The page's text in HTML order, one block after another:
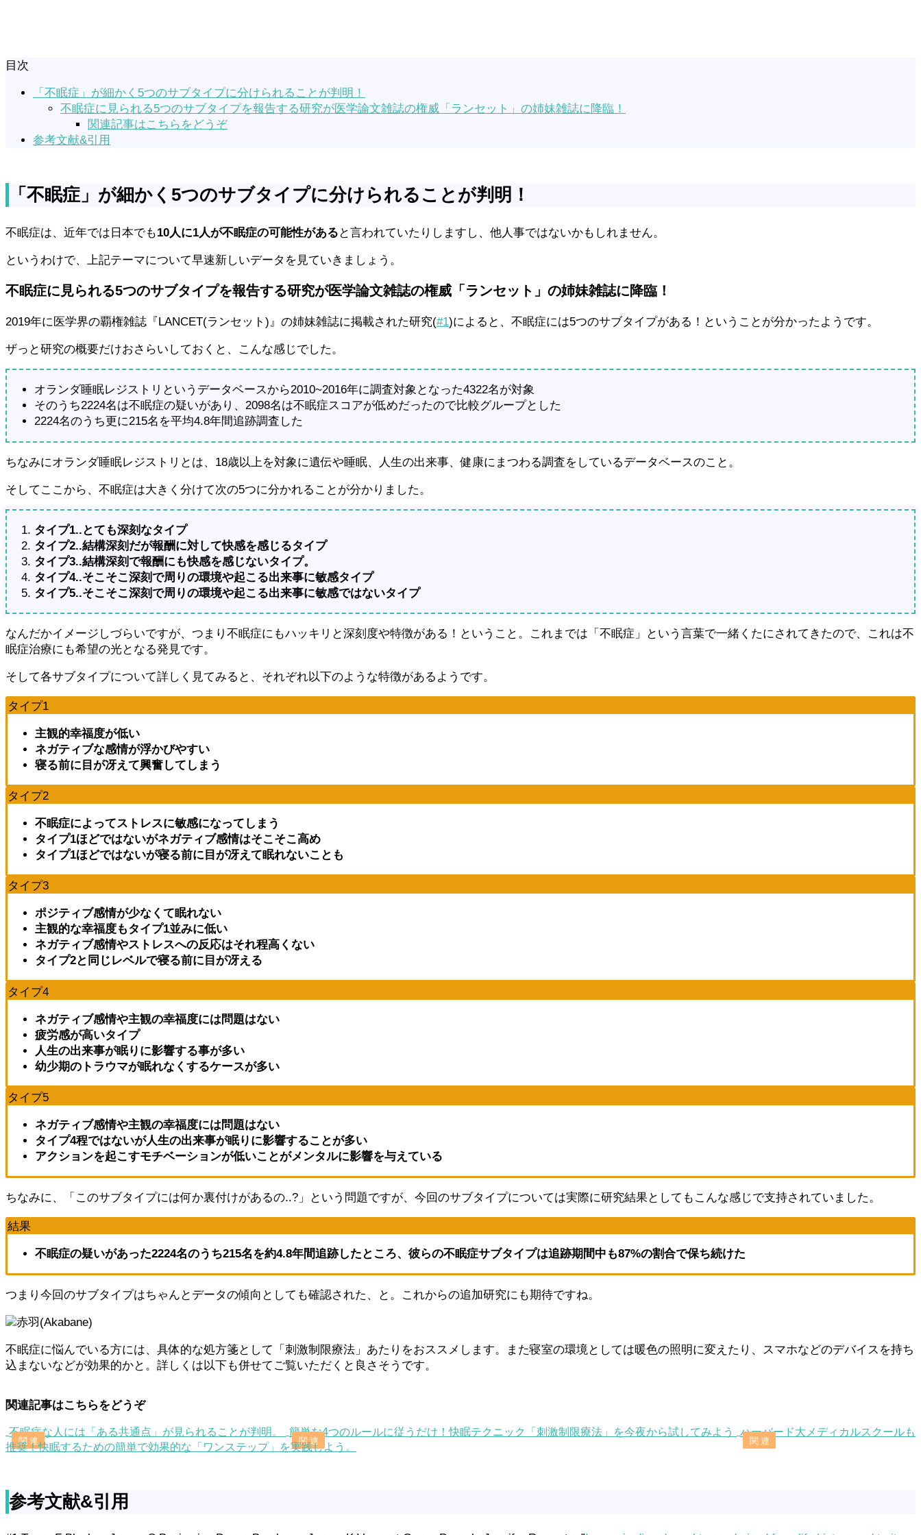
目次
「不眠症」が細かく5つのサブタイプに分けられることが判明！
不眠症に見られる5つのサブタイプを報告する研究が医学論文雑誌の権威「ランセット」の姉妹雑誌に降臨！
関連記事はこちらをどうぞ
参考文献&引用
「不眠症」が細かく5つのサブタイプに分けられることが判明！
不眠症は、近年では日本でも10人に1人が不眠症の可能性がある と言われていたりしますし、他人事ではないかもしれません。
というわけで、上記テーマについて早速新しいデータを見ていきましょう。
不眠症に見られる5つのサブタイプを報告する研究が医学論文雑誌の権威「ランセット」の姉妹雑誌に降臨！
2019年に医学界の覇権雑誌『LANCET(ランセット)』の姉妹雑誌に掲載された研究(#1)によると、不眠症には5つのサブタイプがある！ということが分かったようです。
ザっと研究の概要だけおさらいしておくと、こんな感じでした。
オランダ睡眠レジストリというデータベースから2010~2016年に調査対象となった4322名が対象
そのうち2224名は不眠症の疑いがあり、2098名は不眠症スコアが低めだったので比較グループとした
2224名のうち更に215名を平均4.8年間追跡調査した
ちなみにオランダ睡眠レジストリとは、18歳以上を対象に遺伝や睡眠、人生の出来事、健康にまつわる調査をしているデータベースのこと。
そしてここから、不眠症は大きく分けて次の5つに分かれることが分かりました。
タイプ1..とても深刻なタイプ
タイプ2..結構深刻だが報酬に対して快感を感じるタイプ
タイプ3..結構深刻で報酬にも快感を感じないタイプ。
タイプ4..そこそこ深刻で周りの環境や起こる出来事に敏感タイプ
タイプ5..そこそこ深刻で周りの環境や起こる出来事に敏感ではないタイプ
なんだかイメージしづらいですが、つまり不眠症にもハッキリと深刻度や特徴がある！ということ。これまでは「不眠症」という言葉で一緒くたにされてきたので、これは不
眠症治療にも希望の光となる発見です。
そして各サブタイプについて詳しく見てみると、それぞれ以下のような特徴があるようです。
タイプ1
主観的幸福度が低い
ネガティブな感情が浮かびやすい
寝る前に目が冴えて興奮してしまう
タイプ2
不眠症によってストレスに敏感になってしまう
タイプ1ほどではないがネガティブ感情はそこそこ高め
タイプ1ほどではないが寝る前に目が冴えて眠れないことも
タイプ3
ポジティブ感情が少なくて眠れない
主観的な幸福度もタイプ1並みに低い
ネガティブ感情やストレスへの反応はそれ程高くない
タイプ2と同じレベルで寝る前に目が冴える
タイプ4
ネガティブ感情や主観の幸福度には問題はない
疲労感が高いタイプ
人生の出来事が眠りに影響する事が多い
幼少期のトラウマが眠れなくするケースが多い
タイプ5
ネガティブ感情や主観の幸福度には問題はない
タイプ4程ではないが人生の出来事が眠りに影響することが多い
アクションを起こすモチベーションが低いことがメンタルに影響を与えている
ちなみに、「このサブタイプには何か裏付けがあるの..?」という問題ですが、今回のサブタイプについては実際に研究結果としてもこんな感じで支持されていました。
結果
不眠症の疑いがあった2224名のうち215名を約4.8年間追跡したところ、彼らの不眠症サブタイプは追跡期間中も87%の割合で保ち続けた
つまり今回のサブタイプはちゃんとデータの傾向としても確認された、と。これからの追加研究にも期待ですね。
赤羽(Akabane)
不眠症に悩んでいる方には、具体的な処方箋として「刺激制限療法」あたりをおススメします。また寝室の環境としては暖色の照明に変えたり、スマホなどのデバイスを持ち
込まないなどが効果的かと。詳しくは以下も併せてご覧いただくと良さそうです。
関連記事はこちらをどうぞ
不眠症な人には「ある共通点」が見られることが判明。 簡単な4つのルールに従うだけ！快眠テクニック「刺激制限療法」を今夜から試してみよう
ハーバード大メディカルスクールも
推奨！快眠するための簡単で効果的な「ワンステップ」を実践しよう。
参考文献&引用